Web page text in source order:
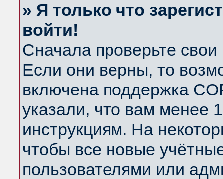
» Я только что
войти!
Сначала проверьте
Если они верны, то
включена поддержка
указали, что вам менее
инструкциям. На
чтобы все новые
пользователями или